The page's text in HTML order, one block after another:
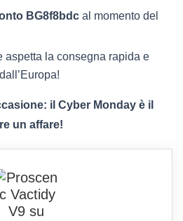
BG8f8bdc al momento del
aspetta la consegna rapida e
il Cyber Monday è il
un affare!